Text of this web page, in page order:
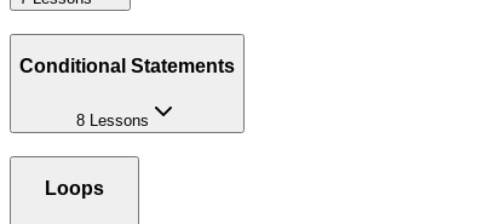
Conditional Statements
8 Lessons
Loops